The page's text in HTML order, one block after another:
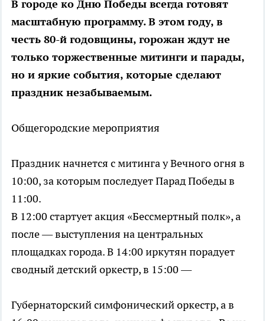
В городе ко Дню Победы всегда готовят
масштабную программу. В этом году, в
честь 80-й годовщины, горожан ждут не
только торжественные митинги и парады,
но и яркие события, которые сделают
праздник незабываемым.
Общегородские мероприятия
Праздник начнется с митинга у Вечного огня в
10:00, за которым последует Парад Победы в
11:00.
В 12:00 стартует акция «Бессмертный полк», а
после — выступления на центральных
площадках города. В 14:00 иркутян порадует
сводный детский оркестр, в 15:00 —
Губернаторский симфонический оркестр, а в